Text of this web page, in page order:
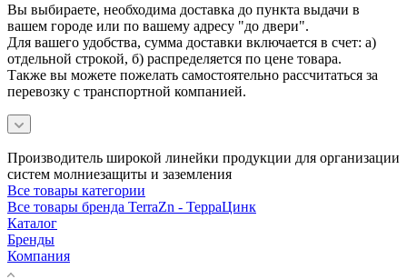
Вы выбираете, необходима доставка до пункта выдачи в
вашем городе или по вашему адресу "до двери".
Для вашего удобства, сумма доставки включается в счет: а)
отдельной строкой, б) распределяется по цене товара.
Также вы можете пожелать самостоятельно рассчитаться за
перевозку с транспортной компанией.
Производитель широкой линейки продукции для организации
систем молниезащиты и заземления
Все товары категории
Все товары бренда TerraZn - ТерраЦинк
Каталог
Бренды
Компания